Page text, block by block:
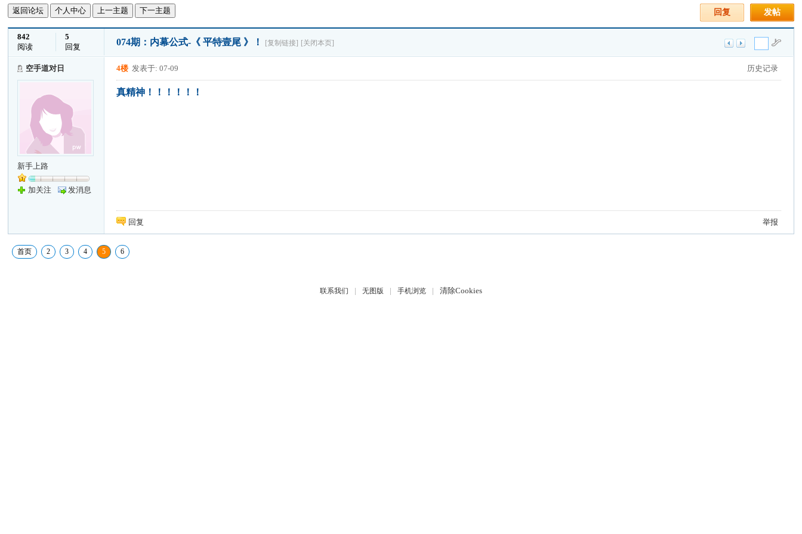
返回论坛 个人中心 上一主题 下一主题 发帖
回复
842
阅读
5
回复
074期：内幕公式-《 平特壹尾 》！ [复制链接] [关闭本页]
空手道对日
新手上路
加关注 发消息
历史记录
4楼 发表于: 07-09
真精神！！！！！！
回复 举报
首页 2 3 4 5 6
联系我们 | 无图版 | 手机浏览 | 清除Cookies